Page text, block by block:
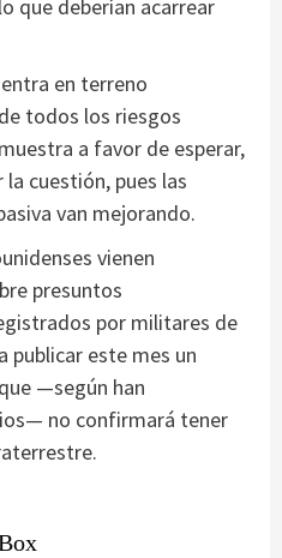
que deberían acarrear
en terreno
todos los riesgos
a favor de esperar,
cuestión, pues las
van mejorando.
vienen
presuntos
por militares de
publicar este mes un
—según han
no confirmará tener